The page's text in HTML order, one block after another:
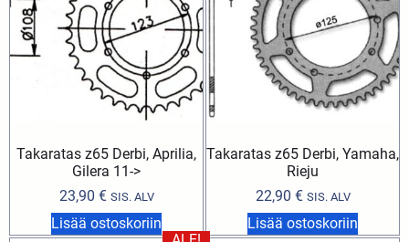
Takaratas z65 Derbi, Aprilia,
Gilera 11->
23,90 € SIS. ALV
Lisää ostoskoriin
Takaratas z65 Derbi, Yamaha,
Rieju
22,90 € SIS. ALV
Lisää ostoskoriin